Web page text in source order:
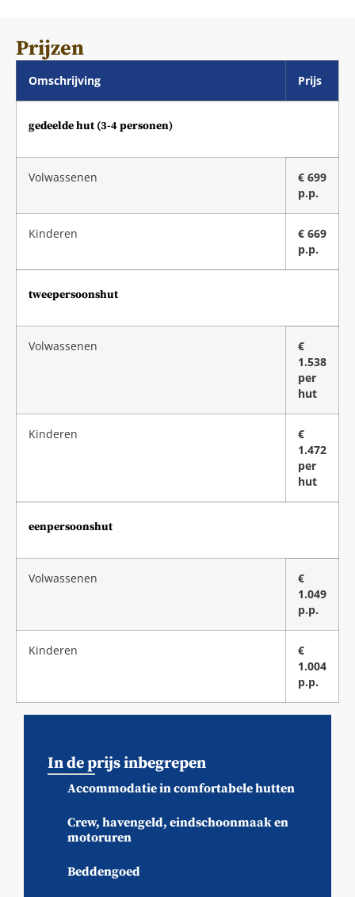
Prijzen
Omschrijving Prijs
gedeelde hut (3-4 personen)
Volwassenen
€ 699
p.p.
Kinderen
€ 669
p.p.
tweepersoonshut
Volwassenen
€
1.538
per
hut
Kinderen
€
1.472
per
hut
eenpersoonshut
Volwassenen
€
1.049
p.p.
Kinderen
€
1.004
p.p.
In de prijs inbegrepen
Accommodatie in comfortabele hutten
Crew, havengeld, eindschoonmaak en
motoruren
Beddengoed